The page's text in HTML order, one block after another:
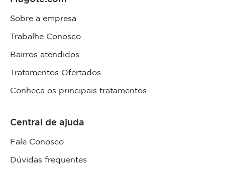
Sobre a empresa
Trabalhe Conosco
Bairros atendidos
Tratamentos Ofertados
Conheça os principais tratamentos
Central de ajuda
Fale Conosco
Dúvidas frequentes